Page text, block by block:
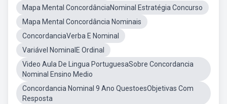
Mapa Mental ConcordânciaNominal Estratégia Concurso
Mapa Mental Concordância Nominais
ConcordanciaVerba E Nominal
Variável NominalE Ordinal
Video Aula De Lingua PortuguesaSobre Concordancia
Nominal Ensino Medio
Concordancia Nominal 9 Ano QuestoesObjetivas Com
Resposta